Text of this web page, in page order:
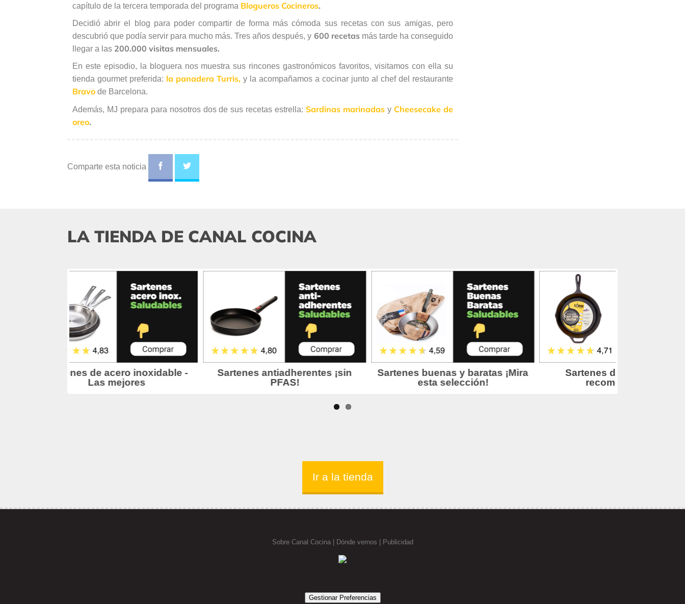
capítulo de la tercera temporada del programa Blogueros Cocineros.
Decidió abrir el blog para poder compartir de forma más cómoda sus recetas con sus amigas, pero
descubrió que podía servir para mucho más. Tres años después, y 600 recetasmás tarde ha conseguido
llegar a las 200.000 visitas mensuales.
En este episodio, la bloguera nos muestra sus rincones gastronómicos favoritos, visitamos con ella su
tienda gourmet preferida: la panadera Turris,y la acompañamos a cocinar junto al chef del restaurante
Bravo de Barcelona.
Además, MJ prepara para nosotros dos de sus recetas estrella:Sardinas marinadas y Cheesecake de
oreo.
Comparte esta noticia
LA TIENDA DE CANAL COCINA
Ir a la tienda
Sobre Canal Cocina| Dónde vernos | Publicidad
Gestionar Preferencias